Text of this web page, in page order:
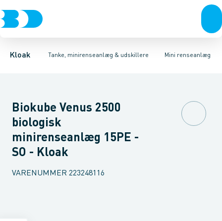
Kloak Tanke, minirenseanlæg & udskillere
Rør & fittingsBrøndeBrøndgodsLinjeafvandingTanke,
Mini renseanlæg
Udskillere Tanke Tilbehør til tankeMini renseanlæg
Anlæg Tilbehør
Biokube Venus 2500
biologisk
minirenseanlæg 15PE -
SO - Kloak
VARENUMMER 223248116